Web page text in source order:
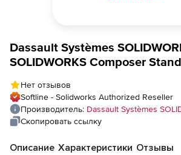
Dassault Systèmes
SOLIDWORKS Composer
на 1 год
Нет отзывов
Softline - Solidworks Authorized Reseller
Производитель: Dassault Systèmes
Скопировать ссылку
Описание Характеристики Отзывы